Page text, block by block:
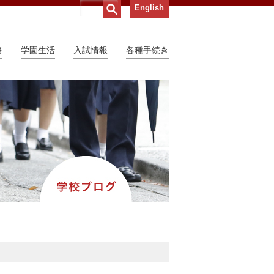
English
学園生活 入試情報 各種手続き